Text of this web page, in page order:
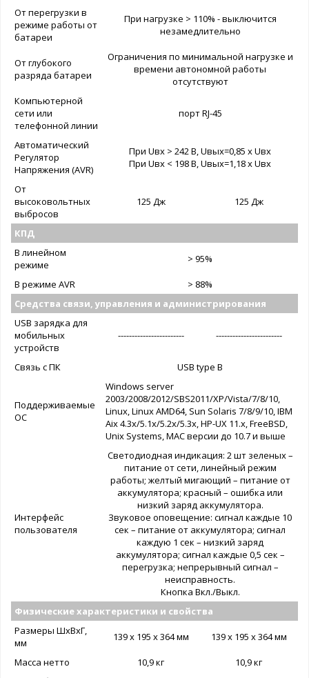
От перегрузки в
режиме работы от
батареи
При нагрузке > 110% - выключится
незамедлительно
От глубокого
разряда батареи
Ограничения по минимальной нагрузке и
времени автономной работы
отсутствуют
Компьютерной
сети или
телефонной линии
порт RJ-45
Автоматический
Регулятор
Напряжения (AVR)
При Uвх > 242 В, Uвых=0,85 x Uвх
При Uвх < 198 В, Uвых=1,18 x Uвх
От
высоковольтных
выбросов
125 Дж 125 Дж
КПД
В линейном
режиме
> 95%
В режиме AVR
> 88%
Средства связи, управления и администрирования
USB зарядка для
мобильных
устройств
------------------------ ------------------------
Связь с ПК USB type B
Поддерживаемые
ОС
Windows server
2003/2008/2012/SBS2011/XP/Vista/7/8/10,
Linux, Linux AMD64, Sun Solaris 7/8/9/10, IBM
Aix 4.3x/5.1x/5.2x/5.3x, HP-UX 11.x, FreeBSD,
Unix Systems, MAC версии до 10.7 и выше
Интерфейс
пользователя
Светодиодная индикация: 2 шт зеленых –
питание от сети, линейный режим
работы; желтый мигающий – питание от
аккумулятора; красный – ошибка или
низкий заряд аккумулятора.
Звуковое оповещение: сигнал каждые 10
сек – питание от аккумулятора; сигнал
каждую 1 сек – низкий заряд
аккумулятора; сигнал каждые 0,5 сек –
перегрузка; непрерывный сигнал –
неисправность.
Кнопка Вкл./Выкл.
Физические характеристики и свойства
Размеры ШxВxГ,
мм
139 x 195 х 364 мм 139 x 195 х 364 мм
Масса нетто 10,9 кг
10,9 кг